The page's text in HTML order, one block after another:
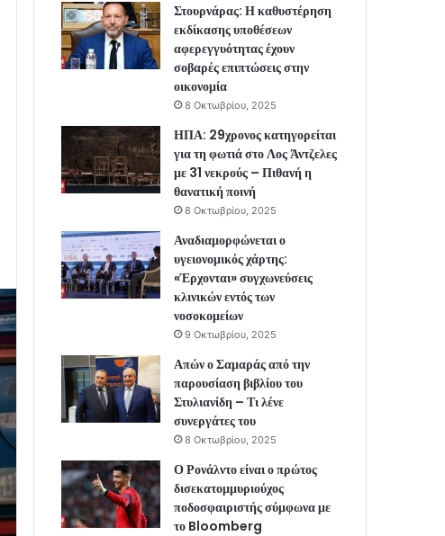
Στουρνάρας: Η καθυστέρηση
εκδίκασης υποθέσεων
αφερεγγυότητας έχουν
σοβαρές επιπτώσεις στην
οικονομία
8 Οκτωβρίου, 2025
ΗΠΑ: 29χρονος κατηγορείται
για τη φωτιά στο Λος Άντζελες
με 31 νεκρούς – Πιθανή η
θανατική ποινή
8 Οκτωβρίου, 2025
Αναδιαμορφώνεται ο
υγειονομικός χάρτης:
«Έρχονται» συγχωνεύσεις
κλινικών εντός των
νοσοκομείων
9 Οκτωβρίου, 2025
Απών ο Σαμαράς από την
παρουσίαση βιβλίου του
Στυλιανίδη – Τι λένε
συνεργάτες του
8 Οκτωβρίου, 2025
Ο Ρονάλντο είναι ο πρώτος
δισεκατομμυριούχος
ποδοσφαιριστής σύμφωνα με
το Bloomberg